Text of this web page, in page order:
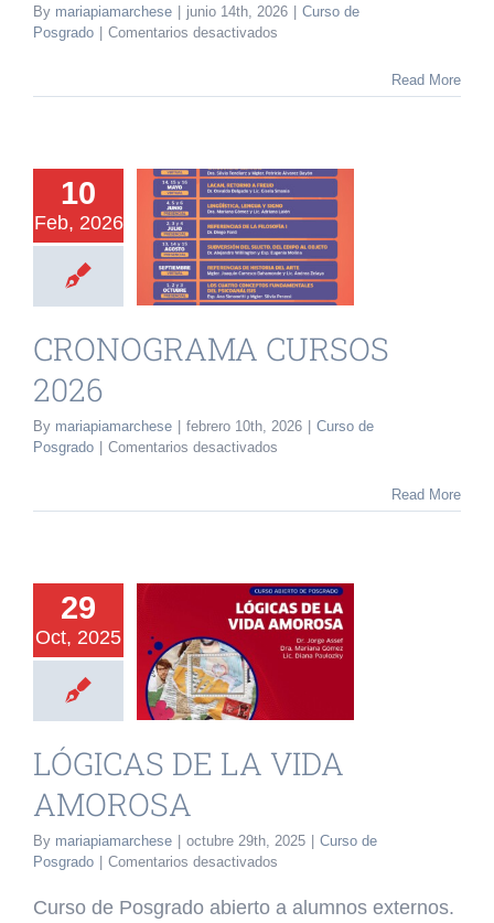
INVESTIGACIÓN Y EVENTOS
TESIS
NOVEDADES
CONTACTO
By mariapiamarchese junio 14th, 2026
Curso de
Posgrado
Comentarios desactivados
2026
Read More
10
Feb, 2026
2026
de Posgrado
CRONOGRAMA CURSOS
2026
By mariapiamarchese febrero 10th, 2026
Curso de
Posgrado
Comentarios desactivados
2026
Read More
29
Oct, 2025
DE LA
de Posgrado
LÓGICAS DE LA VIDA
AMOROSA
By mariapiamarchese octubre 29th, 2025
Curso de
Posgrado
Comentarios desactivados
DE
Curso de Posgrado abierto a alumnos externos.